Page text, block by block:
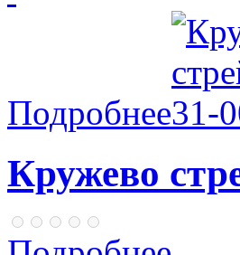
Подробнее
Кружево